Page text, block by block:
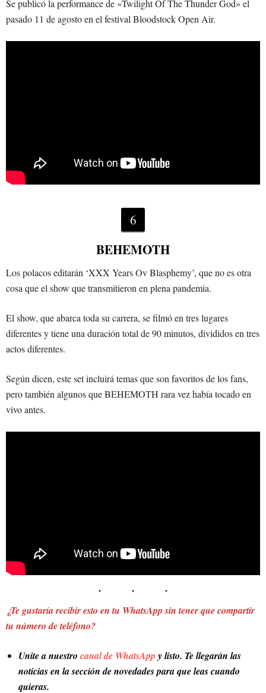
Se publicó la performance de «Twilight Of The Thunder God» el
pasado 11 de agosto en el festival Bloodstock Open Air.
6
BEHEMOTH
Los polacos editarán ‘XXX Years Ov Blasphemy’, que no es otra
cosa que el show que transmitieron en plena pandemia.
El show, que abarca toda su carrera, se filmó en tres lugares
diferentes y tiene una duración total de 90 minutos, divididos en tres
actos diferentes.
Según dicen, este set incluirá temas que son favoritos de los fans,
pero también algunos que BEHEMOTH rara vez había tocado en
vivo antes.
¿Te gustaría recibir esto en tu WhatsApp sin tener que compartir
tu número de teléfono?
Unite a nuestro canal de WhatsApp y listo. Te llegarán las
noticias en la sección de novedades para que leas cuando
quieras.